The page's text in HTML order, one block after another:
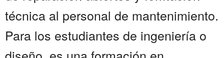
técnica al personal de mantenimiento.
Para los estudiantes de ingeniería o